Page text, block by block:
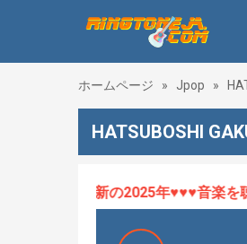
ホームページ » Jpop »
HATSUBOSHI
HOT、最新の2025年♥♥♥音楽を聴